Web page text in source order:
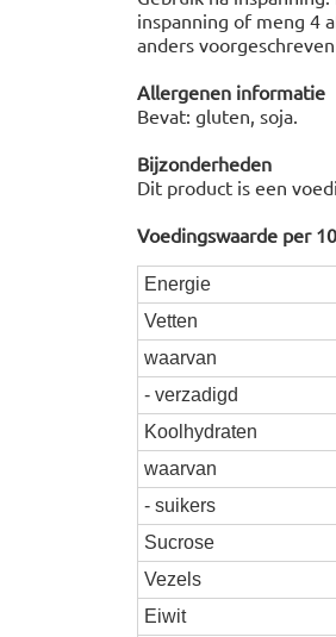
inspanning of meng 4
anders
Allergenen informatie
Bevat: gluten, soja.
Bijzonderheden
Dit product is een
Voedingswaarde per
Energie
Vetten
waarvan
- verzadigd
Koolhydraten
waarvan
- suikers
Sucrose
Vezels
Eiwit